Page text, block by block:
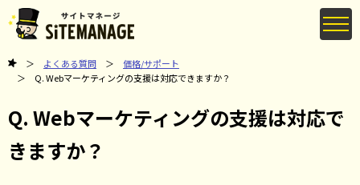
よくある質問
価格/サポート
Q. Webマーケティングの支援は対応できますか？
Q. Webマーケティングの支援は対応で
きますか？